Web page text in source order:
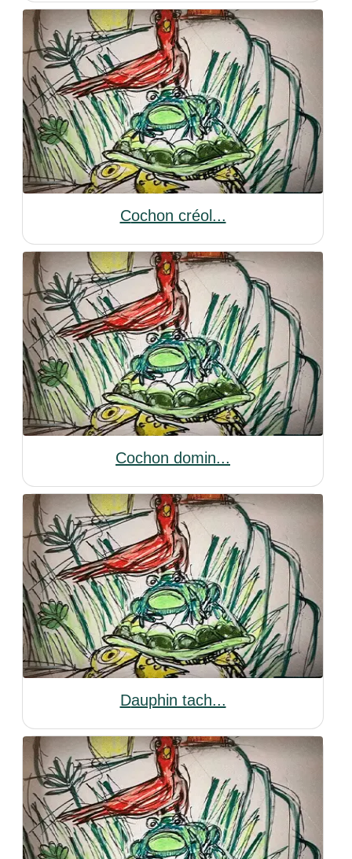
Cochon créol...
Cochon domin...
Dauphin tach...